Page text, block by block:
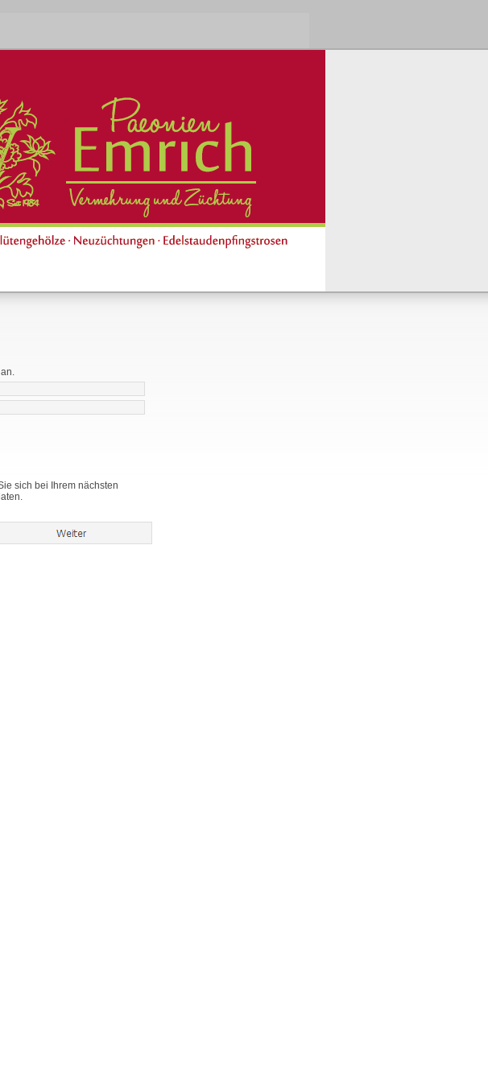
sich bei Ihrem nächsten